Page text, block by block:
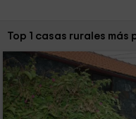
Ordenar por:
Top 1 casas rurales más